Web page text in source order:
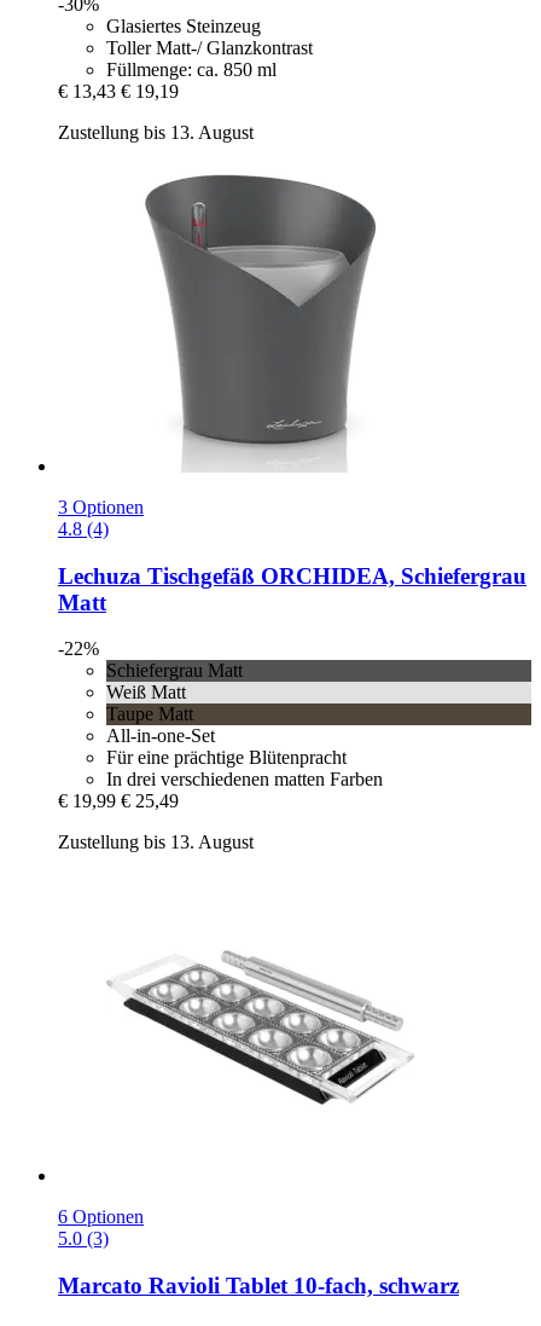
-30%
Glasiertes Steinzeug
Toller Matt-/ Glanzkontrast
Füllmenge: ca. 850 ml
€ 13,43 € 19,19
Zustellung bis 13. August
3 Optionen
4.8 (4)
Lechuza Tischgefäß ORCHIDEA, Schiefergrau
Matt
-22%
Schiefergrau Matt
Weiß Matt
Taupe Matt
All-in-one-Set
Für eine prächtige Blütenpracht
In drei verschiedenen matten Farben
€ 19,99 € 25,49
Zustellung bis 13. August
6 Optionen
5.0 (3)
Marcato Ravioli Tablet 10-​fach, schwarz